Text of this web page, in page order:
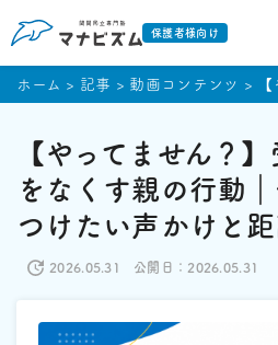
保護者様向け
ホーム > 記事 > 動画コンテンツ >
【やってません？
をなくす親の行動
つけたい声かけと
2026.05.31 公開日：2026.05.31